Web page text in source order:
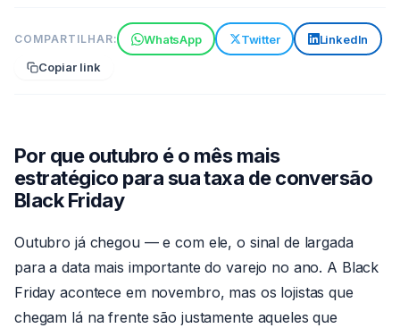
Outubro chegou: prepare sua
loja para Black Friday com taxa
Por
Claude
COMPARTILHAR: WhatsApp Twitter
LinkedIn
Copiar link
Por que outubro é o mês mais
estratégico para sua taxa de conversão
Black Friday
Outubro já chegou — e com ele, o sinal de largada
para a data mais importante do varejo no ano. A Black
Friday acontece em novembro, mas os lojistas que
chegam lá na frente são justamente aqueles que